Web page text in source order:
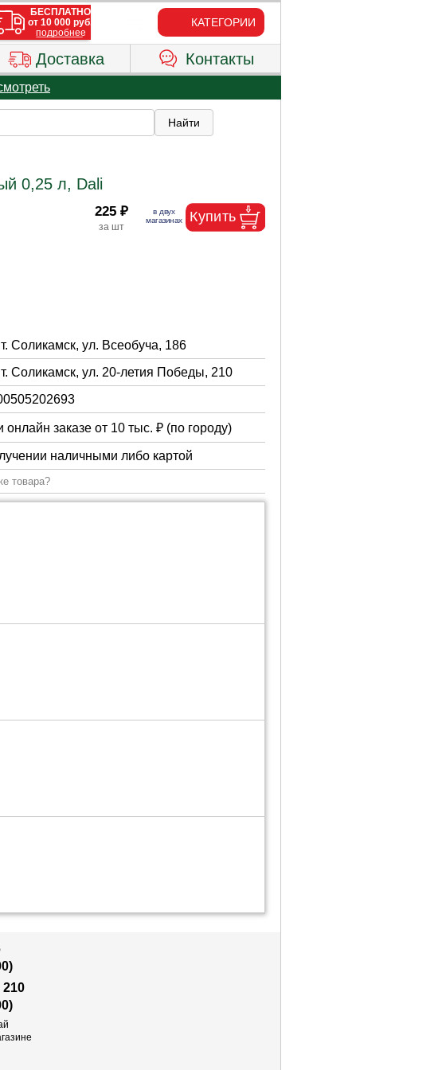
КАТЕГОРИИ
Доставка Контакты
0,25 л, Dali
225 ₽
Соликамск, ул. Всеобуча, 186
Соликамск, ул. 20-летия Победы, 210
онлайн заказе от 10 тыс. ₽ (по городу)
наличными либо картой
товара?